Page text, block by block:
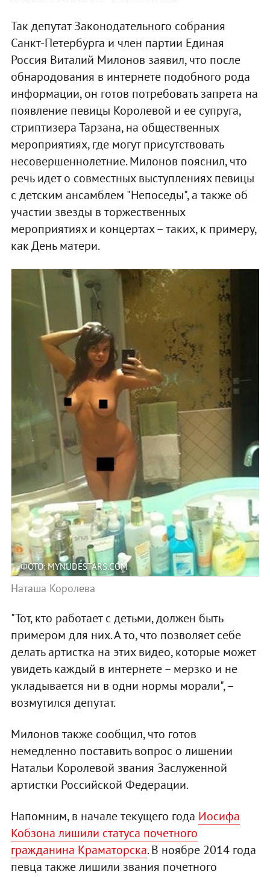
Так депутат Законодательного собрания
Санкт-Петербурга и член партии Единая
Россия Виталий Милонов заявил, что после
обнародования в интернете подобного рода
информации, он готов потребовать запрета на
появление певицы Королевой и ее супруга,
стриптизера Тарзана, на общественных
мероприятиях, где могут присутствовать
несовершеннолетние. Милонов пояснил, что
речь идет о совместных выступлениях певицы
с детским ансамблем "Непоседы", а также об
участии звезды в торжественных
мероприятиях и концертах – таких, к примеру,
как День матери.
ФОТО: MYNUDESTARS.COM
Наташа Королева
"Тот, кто работает с детьми, должен быть
примером для них. А то, что позволяет себе
делать артистка на этих видео, которые может
увидеть каждый в интернете – мерзко и не
укладывается ни в одни нормы морали", –
возмутился депутат.
Милонов также сообщил, что готов
немедленно поставить вопрос о лишении
Натальи Королевой звания Заслуженной
артистки Российской Федерации.
Напомним, в начале текущего года Иосифа
Кобзона лишили статуса почетного
гражданина Краматорска. В ноябре 2014 года
певца также лишили звания почетного